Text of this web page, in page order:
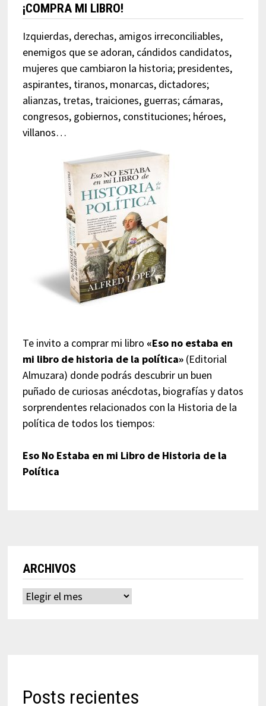
¡COMPRA MI LIBRO!
Izquierdas, derechas, amigos irreconciliables,
enemigos que se adoran, cándidos candidatos,
mujeres que cambiaron la historia; presidentes,
aspirantes, tiranos, monarcas, dictadores;
alianzas, tretas, traiciones, guerras; cámaras,
congresos, gobiernos, constituciones; héroes,
villanos…
Te invito a comprar mi libro «Eso no estaba en
mi libro de historia de la política»(Editorial
Almuzara) donde podrás descubrir un buen
puñado de curiosas anécdotas, biografías y datos
sorprendentes relacionados con la Historia de la
política de todos los tiempos:
Eso No Estaba en mi Libro de Historia de la
Política
ARCHIVOS
Archivos
Posts recientes